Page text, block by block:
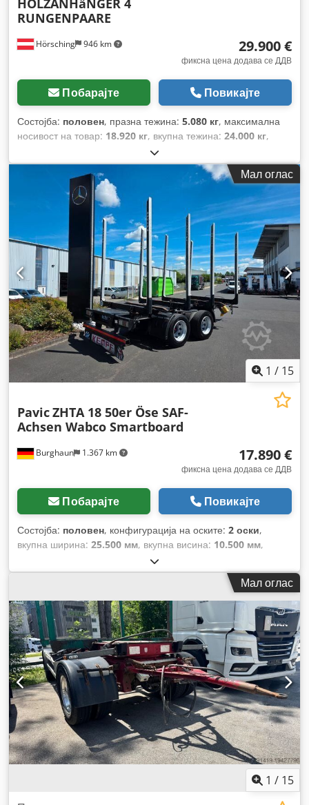
Hörsching 946 km
RUNGENPAARE
29.900 €
фиксна цена додава се ДДВ
Побарајте Повикајте
Состојба: половен, празна тежина: 5.080 кг, максимална
носивост на товар: 18.920 кг, вкупна тежина: 24.000 кг,
3 оски
11/2022, следен преглед (TÜV):11/2025, суспензија:
, големина на гумата: 265/70 R19,5, Опрема:ABS,
Мал оглас
1 / 15
Burghaun 1.367 km
PavicZHTA 18 50er Öse SAF-
Achsen Wabco Smartboard
17.890 €
фиксна цена додава се ДДВ
Побарајте Повикајте
Состојба: половен, конфигурација на оските: 2 оски,
вкупна ширина: 25.500 мм, вкупна висина: 10.500 мм,
, Опрема:
Мал оглас
1 / 15